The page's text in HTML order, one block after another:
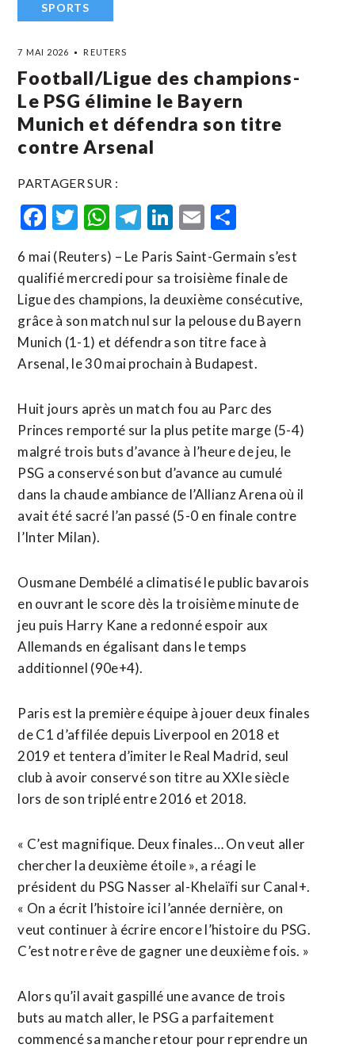
SPORTS
7 MAI 2026 REUTERS
Football/Ligue des champions-
Le PSG élimine le Bayern
Munich et défendra son titre
contre Arsenal
PARTAGER SUR :
Facebook
Twitter
WhatsApp
Telegram
LinkedIn
Email
6 mai (Reuters) – Le Paris Saint-Germain s’est
qualifié mercredi pour sa troisième finale de
Ligue des champions, la deuxième consécutive,
grâce à son match nul sur la pelouse du Bayern
Munich (1-1) et défendra son titre face à
Arsenal, le 30 mai prochain à Budapest.
Huit jours après un match fou au Parc des
Princes remporté sur la plus petite marge (5-4)
malgré trois buts d’avance à l’heure de jeu, le
PSG a conservé son but d’avance au cumulé
dans la chaude ambiance de l’Allianz Arena où il
avait ​été sacré l’an passé (5-0 ‌en finale contre
l’Inter Milan).
Ousmane Dembélé a climatisé le public bavarois
en ouvrant le score ​dès la troisième minute de
jeu ⁠puis Harry Kane a redonné espoir aux
Allemands en égalisant dans le temps
additionnel (90e+4).
Paris est la première équipe à ‌jouer deux finales
de C1 d’affilée ‌depuis Liverpool en 2018 et
2019 et tentera d’imiter le Real Madrid, seul
club à avoir conservé son titre au XXIe siècle
lors de son triplé entre 2016 et 2018.
« C’est magnifique. Deux finales… On veut aller
chercher la deuxième étoile », a réagi le
président du PSG Nasser al-Khelaïfi sur Canal+.
« On a écrit ​l’histoire ici l’année dernière, on
veut continuer à écrire encore l’histoire du PSG.
C’est notre rêve de gagner une deuxième fois. »
Alors qu’il avait gaspillé une avance de trois
buts au match aller, le PSG a parfaitement
commencé sa manche retour pour reprendre un